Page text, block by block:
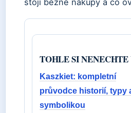
stojí běžné nákupy a co
TOHLE SI
Kaszkiet: kompletní
průvodce historií, typy
symbolikou